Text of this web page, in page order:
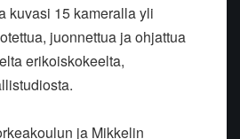
kuvasi 15 kameralla yli
juonnettua ja ohjattua
erikoiskokeelta,
ja Mikkelin